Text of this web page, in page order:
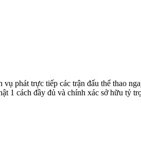
phát trực tiếp các trận đấu thể thao
1 cách đầy đủ và chính xác sở hữu tỷ